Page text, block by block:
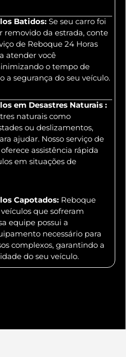
Batidos: Se seu carro foi
removido da estrada, conte
de Reboque 24 Horas
atender você
o tempo de
a segurança do seu veículo.
em Desastres Naturais :
naturais como
ou deslizamentos,
ajudar. Nosso serviço de
assistência rápida
em situações de
Capotados: Reboque
que sofreram
equipe possui a
necessário para
complexos, garantindo a
do seu veículo.